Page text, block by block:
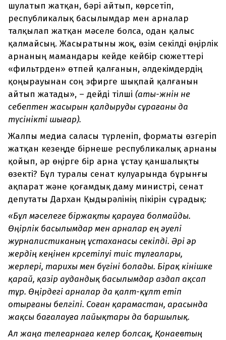
шулатып жатқан, бәрі айтып, көрсетіп,
республикалық басылымдар мен арналар
талқылап жатқан мәселе болса, одан қалыс
қалмайсың. Жасыратыны жоқ, өзім секілді өңірлік
арнаның мамандары кейде кейбір сюжеттері
«фильтрден» өтпей қалғанын, әлдекімдердің
қоңырауынан соң эфирге шықпай қалғанын
айтып жатады», – дейді тілші (аты-жөнін не
себептен жасырын қалдыруды сұрағаны да
түсінікті шығар).
Жалпы медиа саласы түрленіп, форматы өзгеріп
жатқан кезеңде бірнеше республикалық арнаны
қойып, әр өңірге бір арна ұстау қаншалықты
өзекті? Бұл туралы сенат кулуарында бұрынғы
ақпарат және қоғамдық даму министрі, сенат
депутаты Дархан Қыдырәлінің пікірін сұрадық:
«Бұл мәселеге біржақты қарауға болмайды.
Өңірлік басылымдар мен арналар ең әуелі
журналистиканың ұстаханасы секілді. Әрі әр
жердің кеңінен көрсетілуі тиіс тұлғалары,
жерлері, тарихы мен бүгіні болады. Бірақ өкінішке
қарай, қазір аудандық басылымдар аздап ақсап
тұр. Өңірдегі арналар да қалт-құлт етіп
отырғаны белгілі. Соған қарамастан, арасында
жақсы бағалауға лайықтары да баршылық.
Ал жаңа телеарнаға келер болсақ, Қонаевтың